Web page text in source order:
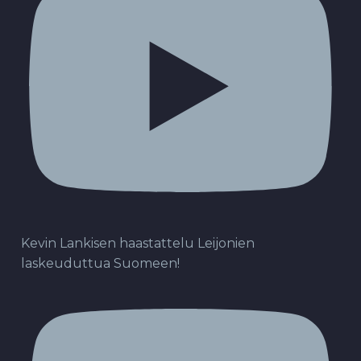
Kevin Lankisen haastattelu Leijonien
laskeuduttua Suomeen!